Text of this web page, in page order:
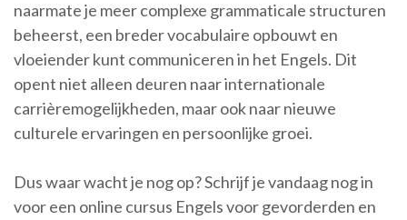
naarmate je meer complexe grammaticale structuren
beheerst, een breder vocabulaire opbouwt en
vloeiender kunt communiceren in het Engels. Dit
opent niet alleen deuren naar internationale
carrièremogelijkheden, maar ook naar nieuwe
culturele ervaringen en persoonlijke groei.
Dus waar wacht je nog op? Schrijf je vandaag nog in
voor een online cursus Engels voor gevorderden en